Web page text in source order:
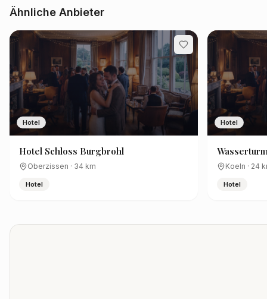
Ähnliche Anbieter
Hotel
Hotel Schloss Burgbrohl
Oberzissen · 34 km
Hotel
Hotel
Collection
Koeln · 24
Hotel